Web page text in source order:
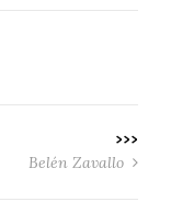
>>>
Belén Zavallo